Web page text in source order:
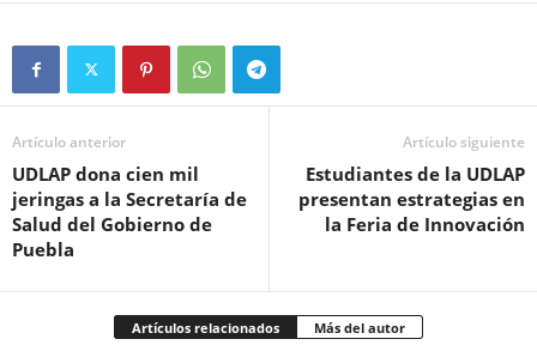
Artículo anterior
UDLAP dona cien mil
jeringas a la Secretaría de
Salud del Gobierno de
Puebla
Artículo siguiente
Estudiantes de la UDLAP
presentan estrategias en
la Feria de Innovación
Artículos relacionados Más del autor